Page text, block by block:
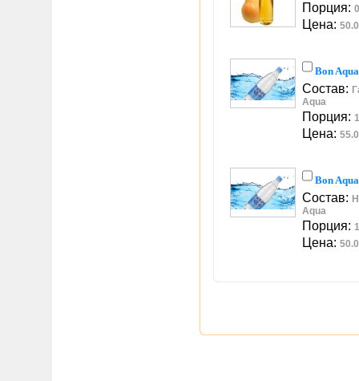
Порция:
Цена:
Bon Aqua
Состав:
Aqua
Порция:
Цена:
Bon Aqua
Состав:
Aqua
Порция:
Цена: